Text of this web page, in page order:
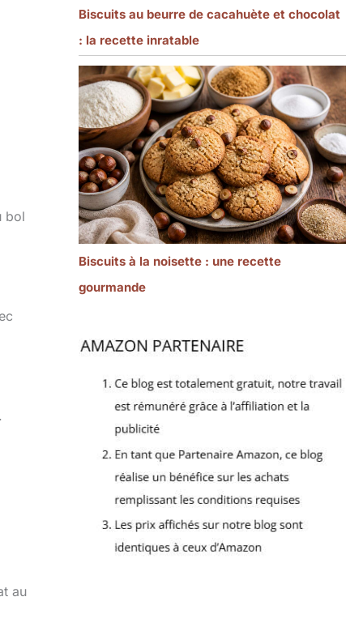
bol
au
Biscuits au beurre de cacahuète et chocolat
: la recette inratable
Biscuits à la noisette : une recette
gourmande